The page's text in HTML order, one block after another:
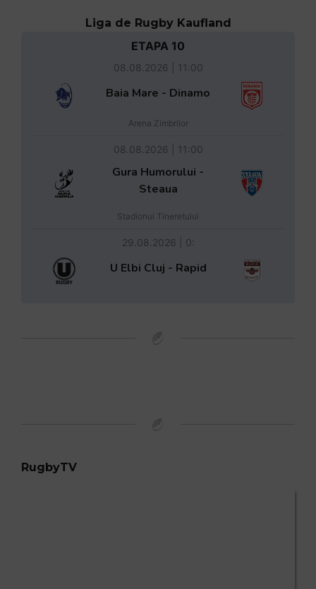
Liga de Rugby Kaufland
ETAPA 10
08.08.2026 | 11:00
Baia Mare - Dinamo
Arena Zimbrilor
08.08.2026 | 11:00
Gura Humorului -
Steaua
Stadionul Tineretului
29.08.2026 | 0:
U Elbi Cluj - Rapid
RugbyTV